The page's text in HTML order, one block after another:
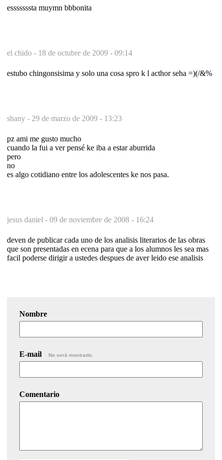
esssssssta muymn bbbonita
el chido - 18 de octubre de 2009 - 09:14
estubo chingonsisima y solo una cosa spro k l acthor seha =)(/&%
shany - 29 de marzo de 2009 - 13:23
pz ami me gusto mucho
cuando la fui a ver pensé ke iba a estar aburrida
pero
no
es algo cotidiano entre los adolescentes ke nos pasa.
jesus daniel - 09 de noviembre de 2008 - 16:24
deven de publicar cada uno de los analisis literarios de las obras
que son presentadas en ecena para que a los alumnos les sea mas
facil poderse dirigir a ustedes despues de aver leido ese analisis
Nombre
E-mail No será mostrado.
Comentario